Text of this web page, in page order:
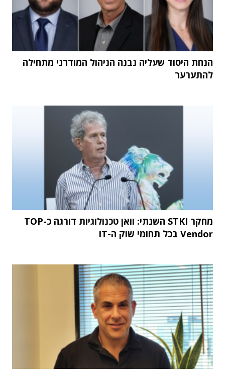
הנחת היסוד שעליה נבנה הניהול המודרני מתחילה
להתערער
מחקר STKI השנתי: וואן טכנולוגיות דורגה כ-TOP
Vendor בכל תחומי שוק ה-IT